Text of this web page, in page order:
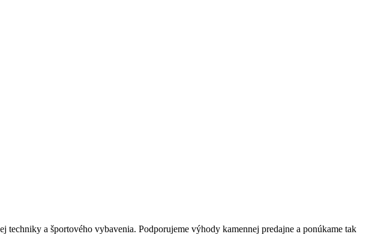
a športového vybavenia. Podporujeme výhody kamennej predajne a ponúkame tak